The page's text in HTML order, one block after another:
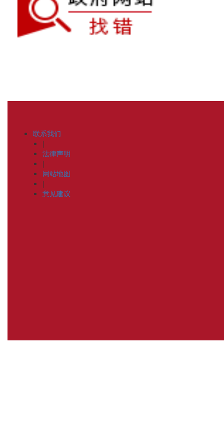
联系我们
|
法律声明
|
网站地图
|
意见建议